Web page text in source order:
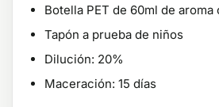
Botella PET de 60ml de aroma
Tapón a prueba de niños
Dilución: 20%
Maceración: 15 días